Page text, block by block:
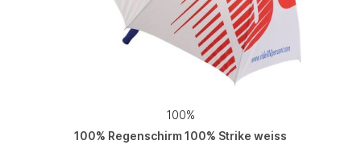
100%
100% Regenschirm 100% Strike weiss